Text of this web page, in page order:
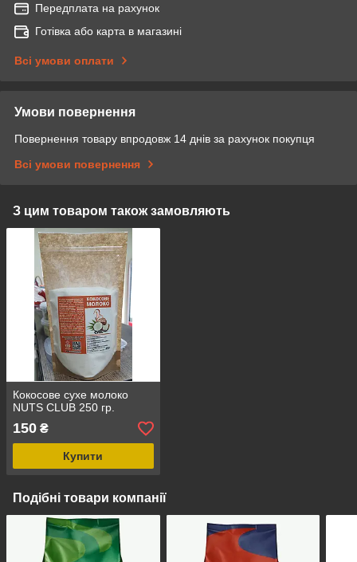
Передплата на рахунок
Готівка або карта в магазині
Всі умови оплати
Умови повернення
Повернення товару впродовж 14 днів за рахунок покупця
Всі умови повернення
З цим товаром також замовляють
Кокосове сухе молоко
NUTS CLUB 250 гр.
150 ₴
Купити
Подібні товари компанії